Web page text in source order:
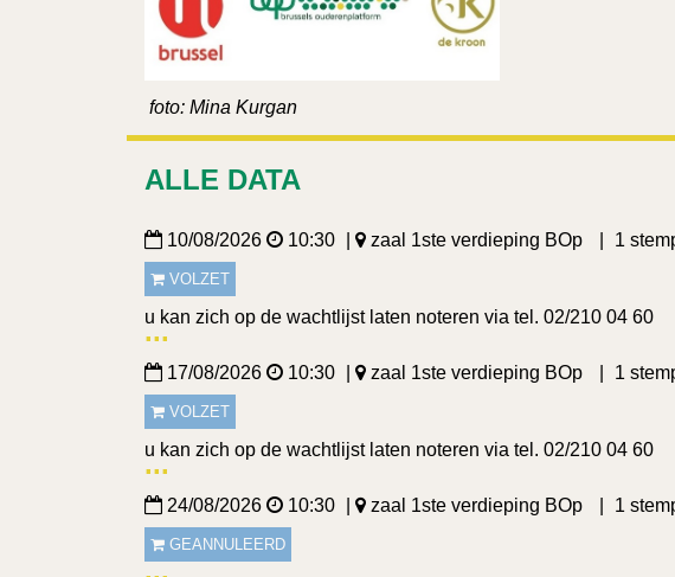
foto: Mina Kurgan
ALLE DATA
10/08/2026 10:30 zaal 1ste verdieping BOp 1
VOLZET
u kan zich op de wachtlijst laten noteren via tel. 02/210 04 60
17/08/2026 10:30 zaal 1ste verdieping BOp 1
VOLZET
u kan zich op de wachtlijst laten noteren via tel. 02/210 04 60
24/08/2026 10:30 zaal 1ste verdieping BOp 1
GEANNULEERD